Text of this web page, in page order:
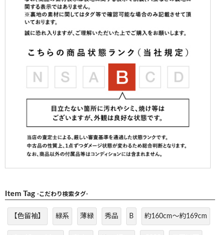
Item Tag -こだわり検索タグ-
【色留袖】 緑系 薄緑 秀品 B 約160cm～約169cm